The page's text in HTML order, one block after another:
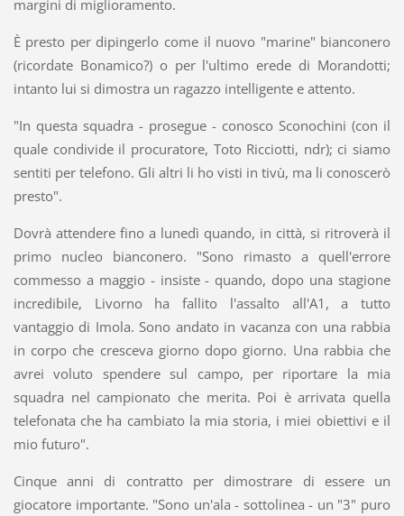
margini di miglioramento.
È presto per dipingerlo come il nuovo "marine" bianconero
(ricordate Bonamico?) o per l'ultimo erede di Morandotti;
intanto lui si dimostra un ragazzo intelligente e attento.
"In questa squadra - prosegue - conosco Sconochini (con il
quale condivide il procuratore, Toto Ricciotti, ndr); ci siamo
sentiti per telefono. Gli altri li ho visti in tivù, ma li conoscerò
presto".
Dovrà attendere fino a lunedì quando, in città, si ritroverà il
primo nucleo bianconero. "Sono rimasto a quell'errore
commesso a maggio - insiste - quando, dopo una stagione
incredibile, Livorno ha fallito l'assalto all'A1, a tutto
vantaggio di Imola. Sono andato in vacanza con una rabbia
in corpo che cresceva giorno dopo giorno. Una rabbia che
avrei voluto spendere sul campo, per riportare la mia
squadra nel campionato che merita. Poi è arrivata quella
telefonata che ha cambiato la mia storia, i miei obiettivi e il
mio futuro".
Cinque anni di contratto per dimostrare di essere un
giocatore importante. "Sono un'ala - sottolinea - un "3" puro